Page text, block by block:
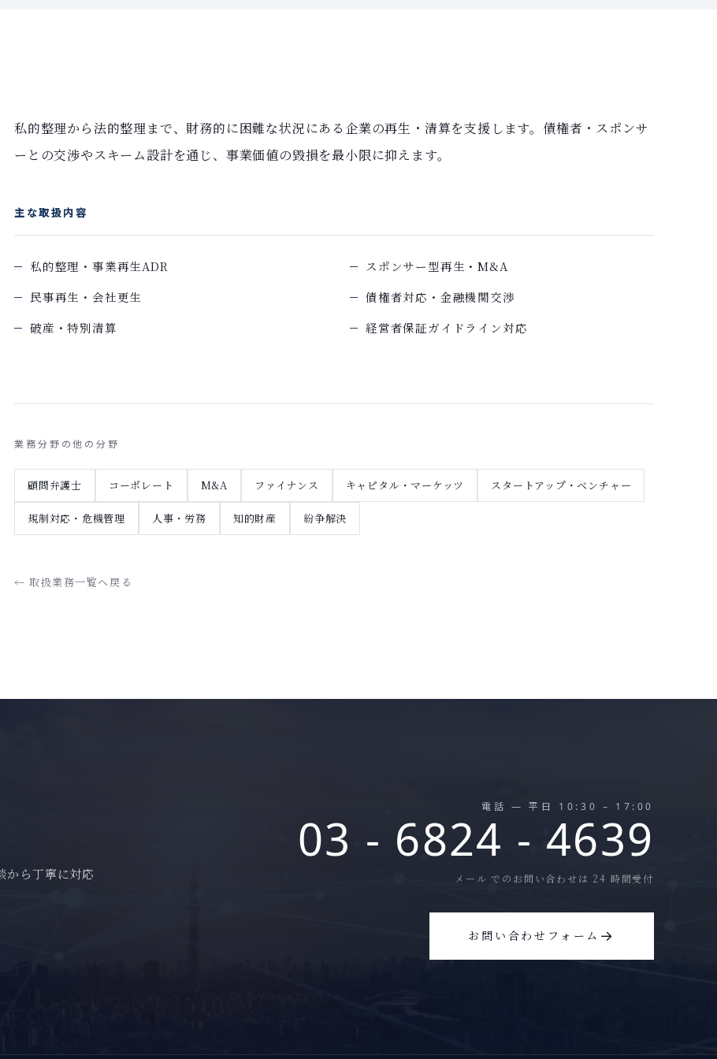
私的整理から法的整理まで、財務的に困難な状況にある企業の再生・清算を支援します。債権者・スポンサ
ーとの交渉やスキーム設計を通じ、事業価値の毀損を最小限に抑えます。
主な取扱内容
私的整理・事業再生ADR
民事再生・会社更生
破産・特別清算
スポンサー型再生・M&A
債権者対応・金融機関交渉
経営者保証ガイドライン対応
業務分野の他の分野
顧問弁護士 コーポレート M&A ファイナンス キャピタル・マーケッツ スタートアップ・ベンチャー
規制対応・危機管理 人事・労務 知的財産 紛争解決
← 取扱業務一覧へ戻る
から丁寧に対応
電話 — 平日 10:30 – 17:00
03 - 6824 - 4639
メール でのお問い合わせは 24 時間受付
お問い合わせフォーム →